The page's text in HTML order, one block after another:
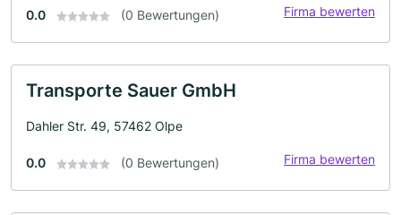
0.0 (0 Bewertungen) Firma bewerten
Transporte Sauer GmbH
Dahler Str. 49, 57462 Olpe
0.0 (0 Bewertungen) Firma bewerten